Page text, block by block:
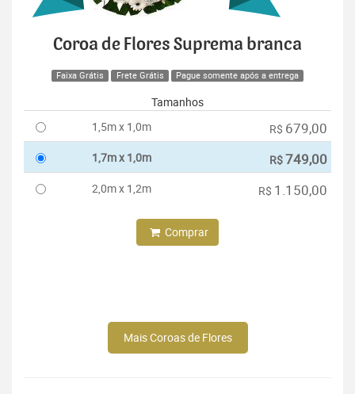
Coroa de Flores Suprema branca
Faixa Grátis Frete Grátis Pague somente após a entrega
Tamanhos
1,5m x 1,0m
R$ 679,00
1,7m x 1,0m R$749,00
2,0m x 1,2m R$ 1.150,00
Comprar
Mais Coroas de Flores